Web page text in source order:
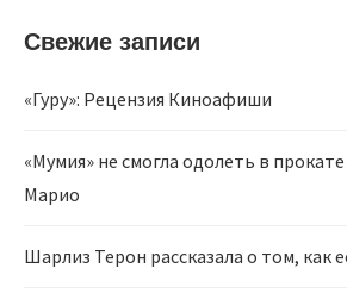
Свежие записи
«Гуру»: Рецензия Киноафиши
«Мумия» не смогла одолеть в
Марио
Шарлиз Терон рассказала о том, как